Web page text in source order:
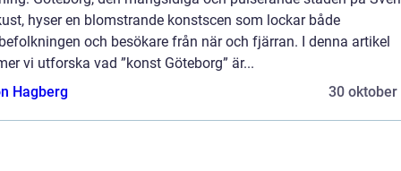
hyser en blomstrande konstscen som lockar både
och besökare från när och fjärran. I denna artikel
vi utforska vad ”konst Göteborg” är...
Hagberg
30 oktober